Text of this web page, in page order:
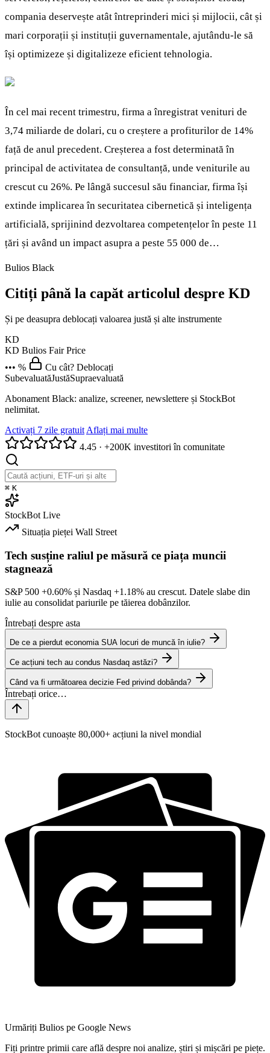
compania deservește atât întreprinderi mici și mijlocii, cât și
mari corporații și instituții guvernamentale, ajutându-le să
își optimizeze și digitalizeze eficient tehnologia.
În cel mai recent trimestru, firma a înregistrat venituri de
3,74 miliarde de dolari, cu o creștere a profiturilor de 14%
față de anul precedent. Creșterea a fost determinată în
principal de activitatea de consultanță, unde veniturile au
crescut cu 26%. Pe lângă succesul său financiar, firma își
extinde implicarea în securitatea cibernetică și inteligența
artificială, sprijinind dezvoltarea competențelor în peste 11
țări și având un impact asupra a peste 55 000 de…
Bulios Black
Citiți până la capăt articolul despre KD
Și pe deasupra deblocați valoarea justă și alte instrumente
KD
KD Bulios Fair Price
••• %
Cu cât? Deblocați
SubevaluatăJustăSupraevaluată
Abonament Black: analize, screener, newslettere și StockBot
nelimitat.
Activați 7 zile gratuit Aflați mai multe
4.45 · +200K investitori în comunitate
⌘ K
StockBot Live
Situația pieței Wall Street
Tech susține raliul pe măsură ce piața muncii
stagnează
S&P 500 +0.60% și Nasdaq +1.18% au crescut. Datele slabe din
iulie au consolidat pariurile pe tăierea dobânzilor.
Întrebați despre asta
De ce a pierdut economia SUA locuri de muncă în iulie?
Ce acțiuni tech au condus Nasdaq astăzi?
Când va fi următoarea decizie Fed privind dobânda?
StockBot cunoaște 80,000+ acțiuni la nivel mondial
Urmăriți Bulios pe Google News
Fiți printre primii care află despre noi analize, știri și mișcări pe piețe.